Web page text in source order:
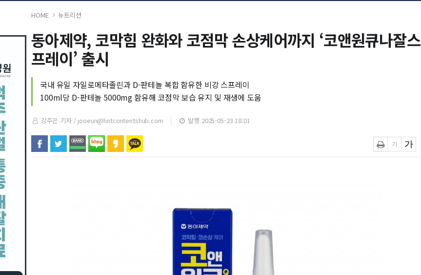
HOME 뉴트리션
동아제약, 코막힘 완화와 코점막 손상케어까지 ‘코앤원큐나잘스
프레이’ 출시
국내 유일 자일로메타졸린과 D-판테놀 복합 함유한 비강 스프레이
100ml당 D-판테놀 5000mg 함유해 코점막 보습 유지 및 재생에 도움
강주은 기자 / jooeun@hntcontentshub.com 발행 2025-05-23 18:01